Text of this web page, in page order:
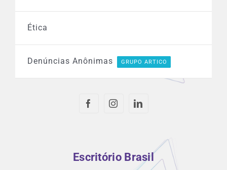
Ética
Denúncias Anônimas GRUPO ARTICO
Escritório Brasil